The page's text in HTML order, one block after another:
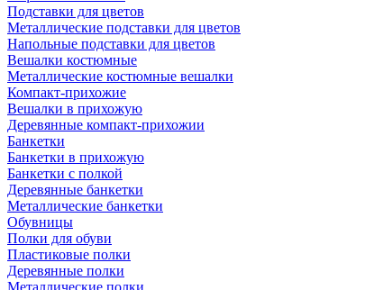
Подставки для цветов
Металлические подставки для цветов
Напольные подставки для цветов
Вешалки костюмные
Металлические костюмные вешалки
Компакт-прихожие
Вешалки в прихожую
Деревянные компакт-прихожии
Банкетки
Банкетки в прихожую
Банкетки с полкой
Деревянные банкетки
Металлические банкетки
Обувницы
Полки для обуви
Пластиковые полки
Деревянные полки
Металлические полки